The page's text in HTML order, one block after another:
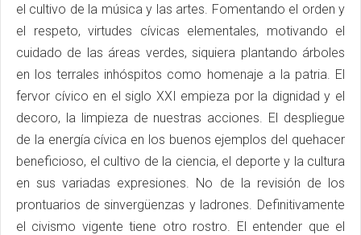
el cultivo de la música y las artes. Fomentando el orden y
el respeto, virtudes cívicas elementales, motivando el
cuidado de las áreas verdes, siquiera plantando árboles
en los terrales inhóspitos como homenaje a la patria. El
fervor cívico en el siglo XXI empieza por la dignidad y el
decoro, la limpieza de nuestras acciones. El despliegue
de la energía cívica en los buenos ejemplos del quehacer
beneficioso, el cultivo de la ciencia, el deporte y la cultura
en sus variadas expresiones. No de la revisión de los
prontuarios de sinvergüenzas y ladrones. Definitivamente
el civismo vigente tiene otro rostro. El entender que el